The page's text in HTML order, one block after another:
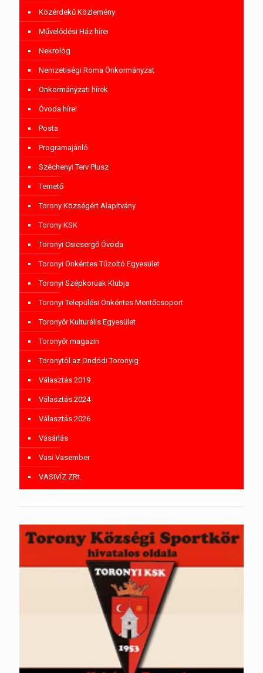
Közérdekű Közlemény
Művelődési Ház hírei
Nekrológ
Nemzetiségi Roma Önkormányzat
Önkormányzati hírek
Óvoda hírei
Posta
Programajánló
Széchenyi Terv Plusz
Temető
Torony Községért Alapítvány
Torony KSK
Toronyi Csicsergő Óvoda
Toronyi Önkéntes Tűzoltó Egyesület
Toronyi Szépkorúak Klubja
Toronyi Települési Önkéntes Mentőcsoport
Toronyőr Kulturális Egyesület
Toronyőr magazin
Toronytól az Ondódi Toronyig
Választás 2019
Választás 2024
Választás 2026
Vásárlás
Vasi Vasember
VASIVÍZ ZRt.